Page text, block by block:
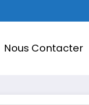
Nous Contacter